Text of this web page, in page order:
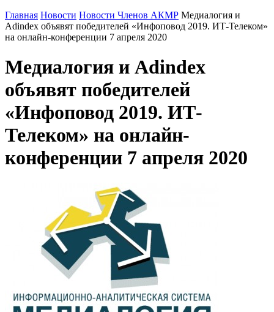
Главная Новости Новости Членов АКМР Медиалогия и
Adindex объявят победителей «Инфоповод 2019. ИТ-Телеком»
на онлайн-конференции 7 апреля 2020
Медиалогия и Adindex
объявят победителей
«Инфоповод 2019. ИТ-
Телеком» на онлайн-
конференции 7 апреля 2020